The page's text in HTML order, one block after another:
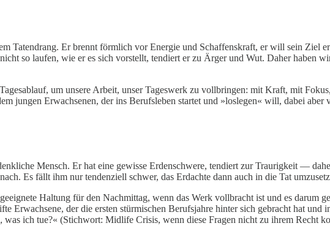
Tatendrang. Er brennt förmlich vor Energie und Schaffenskraft, er will sein Ziel
so laufen, wie er es sich vorstellt, tendiert er zu Ärger und Wut. Daher haben
um unsere Arbeit, unser Tageswerk zu vollbringen: mit Kraft, mit
jungen Erwachsenen, der ins Berufsleben startet und »loslegen« will, dabei
Mensch. Er hat eine gewisse Erdenschwere, tendiert zur Traurigkeit —
Es fällt ihm nur tendenziell schwer, das Erdachte dann auch in die Tat
Haltung für den Nachmittag, wenn das Werk vollbracht ist und es darum
Erwachsene, der die ersten stürmischen Berufsjahre hinter sich gebracht hat
was ich tue?« (Stichwort: Midlife Crisis, wenn diese Fragen nicht zu ihrem Recht